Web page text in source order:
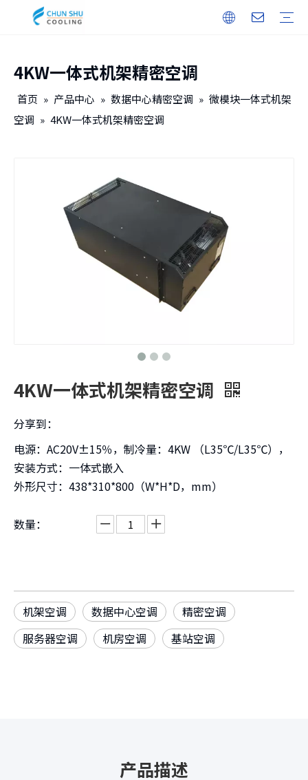
4KW一体式机架精密空调
首页 » 产品中心 » 数据中心精密空调 » 微模块一体式机架
空调 » 4KW一体式机架精密空调
4KW一体式机架精密空调
分享到：
电源：AC20V±15％，制冷量：4KW （L35℃/L35℃），
安装方式：一体式嵌入
外形尺寸：438*310*800（W*H*D，mm）
数量：
机架空调 数据中心空调
精密空调
服务器空调
机房空调 基站空调
产品描述